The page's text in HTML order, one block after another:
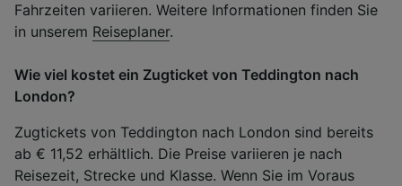
Fahrzeiten variieren. Weitere Informationen finden Sie
in unserem Reiseplaner.
Wie viel kostet ein Zugticket von Teddington nach
London?
Zugtickets von Teddington nach London sind bereits
ab € 11,52 erhältlich. Die Preise variieren je nach
Reisezeit, Strecke und Klasse. Wenn Sie im Voraus